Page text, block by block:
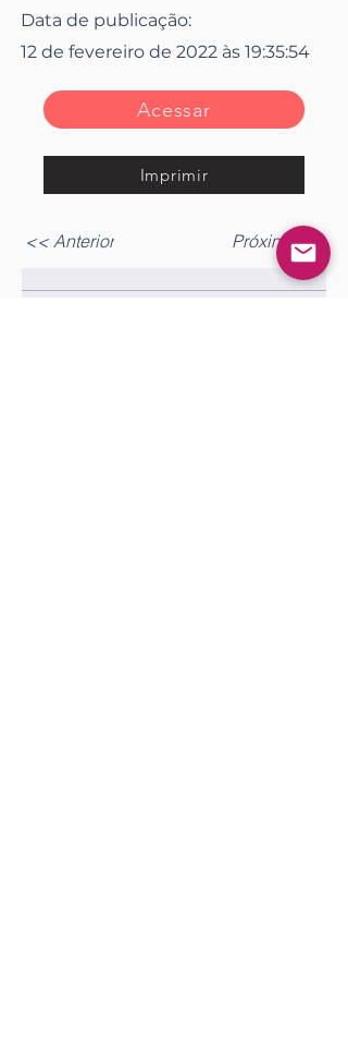
Data de publicação:
12 de fevereiro de 2022 às 19:35:54
Acessar
Imprimir
<< Anterior Próximo >>